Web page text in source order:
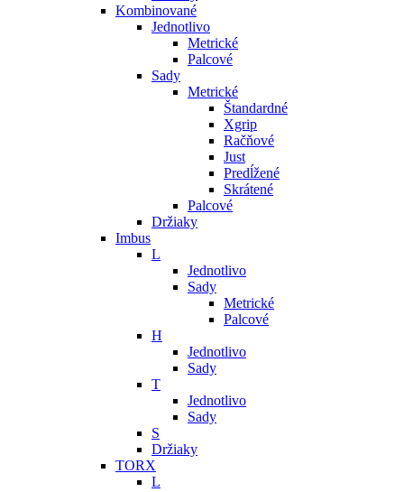
Kombinované
Jednotlivo
Metrické
Palcové
Sady
Metrické
Štandardné
Xgrip
Račňové
Just
Predĺžené
Skrátené
Palcové
Držiaky
Imbus
L
Jednotlivo
Sady
Metrické
Palcové
H
Jednotlivo
Sady
T
Jednotlivo
Sady
S
Držiaky
TORX
L